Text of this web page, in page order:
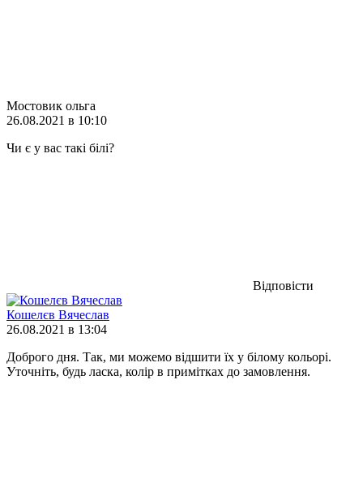
Мостовик ольга
26.08.2021 в 10:10
Чи є у вас такі білі?
Відповісти
Кошелєв Вячеслав
26.08.2021 в 13:04
Доброго дня. Так, ми можемо відшити їх у білому кольорі.
Уточніть, будь ласка, колір в примітках до замовлення.